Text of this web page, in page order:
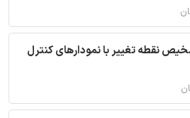
نقطه تغییر با نمودارهای کنترل